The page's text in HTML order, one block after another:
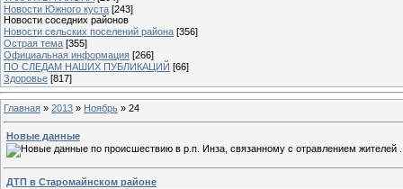
Новости Южного куста [243]
Новости соседних районов
Новости сельских поселений района [356]
Острая тема [355]
Официальная информация [266]
ПО СЛЕДАМ НАШИХ ПУБЛИКАЦИЙ [66]
Здоровье [817]
Главная » 2013 » Ноябрь » 24
Новые данные
ДТП в Старомайнском районе